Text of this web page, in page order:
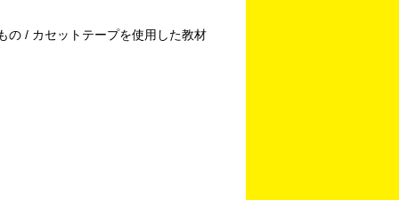
の / カセットテープを使用した教材